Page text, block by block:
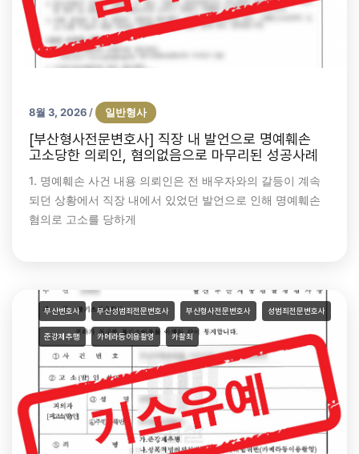
8월 3, 2026 / 일반형사
[부산형사전문변호사] 직장 내 발언으로 명예훼손
고소당한 의뢰인, 혐의없음으로 마무리된 성공사례
1. 명예훼손 사건 내용 의뢰인은 전 배우자와의 갈등이 계속
되던 상황에서 직장 내에서 있었던 발언으로 인해 명예훼손
혐의로 고소를 당하게
부산변호사 부산성범죄전문변호사 부산형사전문변호사 성범죄전문변호사
준강제추행 카메라등이용촬영 카촬죄